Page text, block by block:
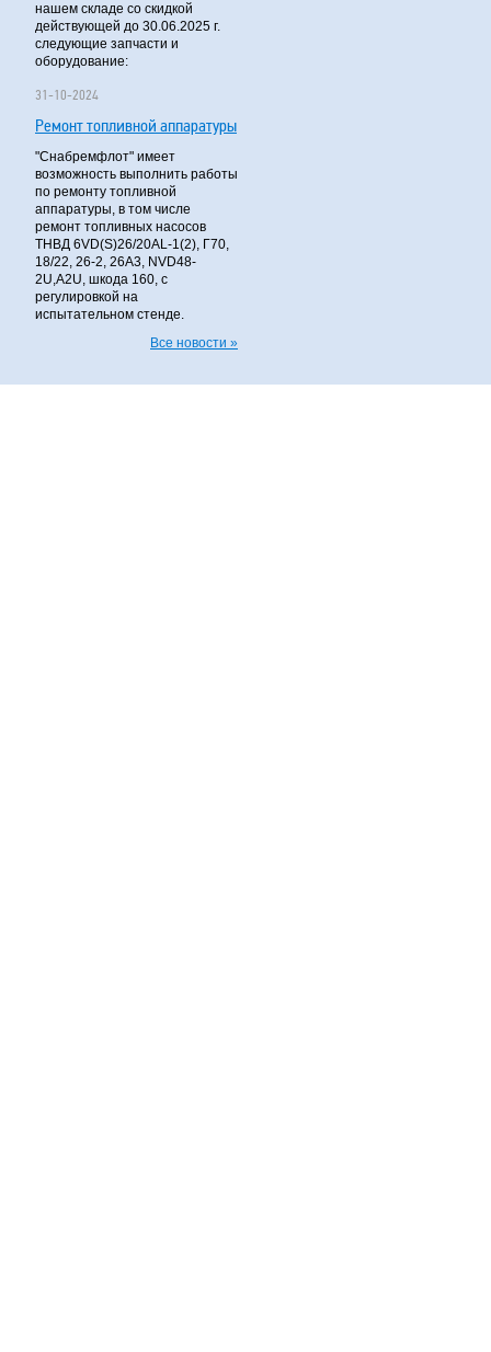
нашем складе со скидкой
действующей до 30.06.2025 г.
следующие запчасти и
оборудование:
31-10-2024
Ремонт топливной аппаратуры
"Снабремфлот" имеет
возможность выполнить работы
по ремонту топливной
аппаратуры, в том числе
ремонт топливных насосов
ТНВД 6VD(S)26/20AL-1(2), Г70,
18/22, 26-2, 26А3, NVD48-
2U,A2U, шкода 160, с
регулировкой на
испытательном стенде.
Все новости »